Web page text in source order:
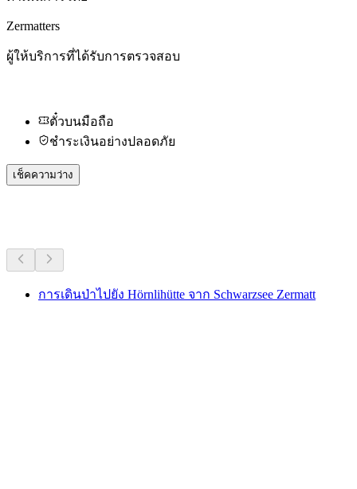
Zermatters
ผู้ให้บริการที่ได้รับการตรวจสอบ
ตั๋วบนมือถือ
ชำระเงินอย่างปลอดภัย
เช็คความว่าง
การเดินป่าไปยัง Hörnlihütte จาก Schwarzsee Zermatt